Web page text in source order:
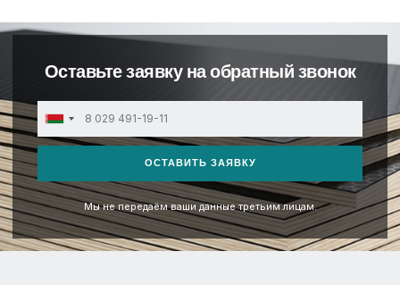
Оставьте заявку на обратный звонок
Belarus
+375
ОСТАВИТЬ ЗАЯВКУ
Мы не передаём ваши данные третьим лицам.